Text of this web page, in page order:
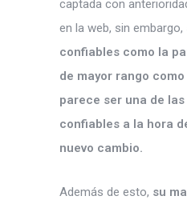
captada con
en la web, sin embargo,
confiables como la
de mayor rango
parece ser una de
confiables a la hora
nuevo cambio.
Además de esto, su